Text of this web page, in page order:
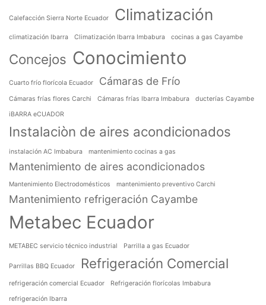
Calefacción Sierra Norte Ecuador Climatización
climatización Ibarra Climatización Ibarra Imbabura cocinas a gas Cayambe
Concejos Conocimiento
Cuarto frío florícola Ecuador Cámaras de Frío
Cámaras frías flores Carchi Cámaras frías Ibarra Imbabura
ducterías Cayambe
iBARRA eCUADOR
Instalaciòn de aires acondicionados
instalación AC Imbabura mantenimiento cocinas a gas
Mantenimiento de aires acondicionados
Mantenimiento Electrodomésticos mantenimiento preventivo Carchi
Mantenimiento refrigeración Cayambe
Metabec Ecuador
METABEC servicio técnico industrial Parrilla a gas Ecuador
Parrillas BBQ Ecuador Refrigeración Comercial
refrigeración comercial Ecuador
Refrigeración florícolas Imbabura
refrigeración Ibarra